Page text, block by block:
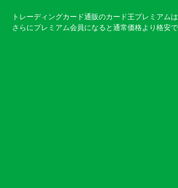
トレーディングカード通販のカード王プレミアム
さらにプレミアム会員になると通常価格より格安